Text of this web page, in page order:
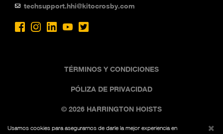
techsupport.hhi@kitocrosby.com
© 2026 HARRINGTON HOISTS
TÉRMINOS Y CONDICIONES
PÓLIZA DE PRIVACIDAD
Usamos cookies para asegurarnos de darle la mejor experiencia en